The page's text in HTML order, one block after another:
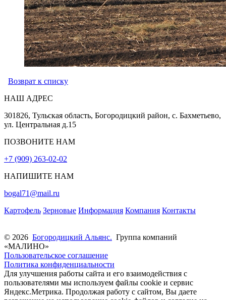
Возврат к списку
НАШ АДРЕС
301826, Тульская область, Богородицкий район, с. Бахметьево,
ул. Центральная д.15
ПОЗВОНИТЕ НАМ
+7 (909) 263-02-02
НАПИШИТЕ НАМ
bogal71@mail.ru
Картофель Зерновые Информация Компания Контакты
© 2026 Богородицкий Альянс. Группа компаний
«МАЛИНО»
Пользовательское соглашение
Политика конфиденциальности
Для улучшения работы сайта и его взаимодействия с
пользователями мы используем файлы cookie и сервис
Яндекс.Метрика. Продолжая работу с сайтом, Вы даете